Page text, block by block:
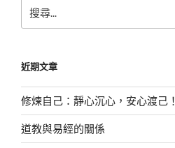
尋
字:
近期文章
修煉自己：靜心沉心，安心渡己！
道教與易經的關係